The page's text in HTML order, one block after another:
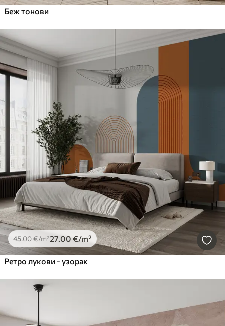
Беж тонови
45.00€/m²27.00 €/m²
Ретро лукови - узорак